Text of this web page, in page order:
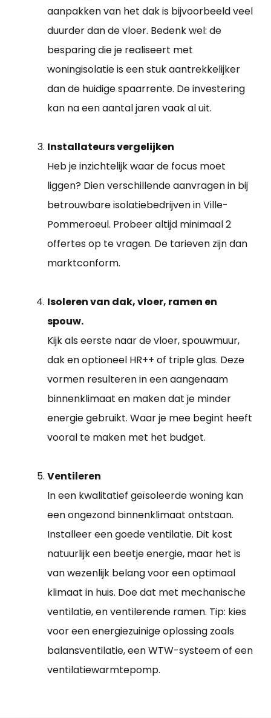
aanpakken van het dak is bijvoorbeeld veel
duurder dan de vloer. Bedenk wel: de
besparing die je realiseert met
woningisolatie is een stuk aantrekkelijker
dan de huidige spaarrente. De investering
kan na een aantal jaren vaak al uit.
Installateurs vergelijken
Heb je inzichtelijk waar de focus moet
liggen? Dien verschillende aanvragen in bij
betrouwbare isolatiebedrijven in Ville-
Pommeroeul. Probeer altijd minimaal 2
offertes op te vragen. De tarieven zijn dan
marktconform.
Isoleren van dak, vloer, ramen en
spouw.
Kijk als eerste naar de vloer, spouwmuur,
dak en optioneel HR++ of triple glas. Deze
vormen resulteren in een aangenaam
binnenklimaat en maken dat je minder
energie gebruikt. Waar je mee begint heeft
vooral te maken met het budget.
Ventileren
In een kwalitatief geïsoleerde woning kan
een ongezond binnenklimaat ontstaan.
Installeer een goede ventilatie. Dit kost
natuurlijk een beetje energie, maar het is
van wezenlijk belang voor een optimaal
klimaat in huis. Doe dat met mechanische
ventilatie, en ventilerende ramen. Tip: kies
voor een energiezuinige oplossing zoals
balansventilatie, een WTW-systeem of een
ventilatiewarmtepomp.